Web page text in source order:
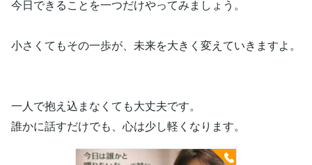
今日できることを一つだけやってみましょう。
小さくてもその一歩が、未来を大きく変えていきますよ。
一人で抱え込まなくても大丈夫です。
誰かに話すだけでも、心は少し軽くなります。